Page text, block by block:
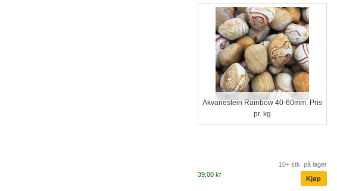
Akvariestein Rainbow 40-60mm. Pris
pr. kg
10+ stk. på lager
39,00 kr